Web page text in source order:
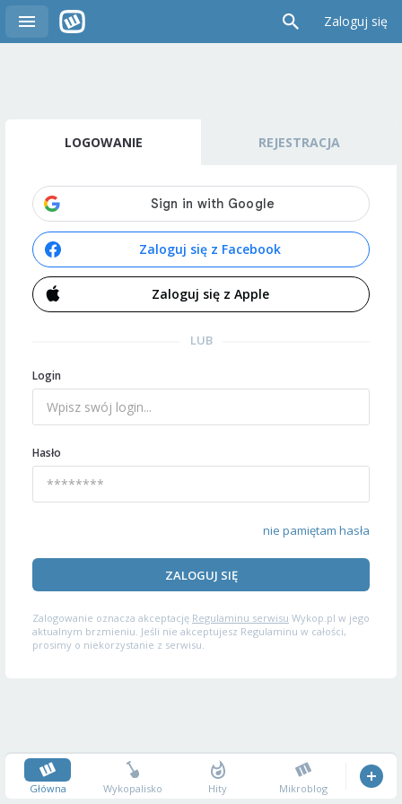
Zaloguj się
LOGOWANIE REJESTRACJA
Zaloguj się z Facebook
Zaloguj się z Apple
LUB
Login
Hasło
nie pamiętam hasła
ZALOGUJ SIĘ
Zalogowanie oznacza akceptację Regulaminu serwisu Wykop.pl w jego
aktualnym brzmieniu. Jeśli nie akceptujesz Regulaminu w całości,
prosimy o niekorzystanie z serwisu.
Główna Wykopalisko Hity Mikroblog